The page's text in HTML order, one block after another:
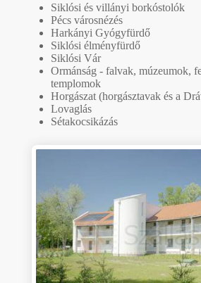
Siklósi és villányi borkóstolók
Pécs városnézés
Harkányi Gyógyfürdő
Siklósi élményfürdő
Siklósi Vár
Ormánság - falvak, múzeumok,
templomok
Horgászat (horgásztavak és a
Lovaglás
Sétakocsikázás